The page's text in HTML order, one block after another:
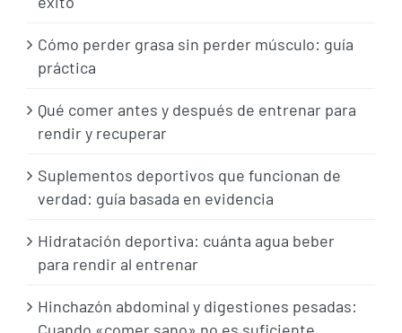
Cómo perder grasa sin perder músculo: guía
práctica
Qué comer antes y después de entrenar para
rendir y recuperar
Suplementos deportivos que funcionan de
verdad: guía basada en evidencia
Hidratación deportiva: cuánta agua beber
para rendir al entrenar
Hinchazón abdominal y digestiones pesadas: